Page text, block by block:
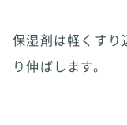
保湿剤は軽くすり
り伸ばします。